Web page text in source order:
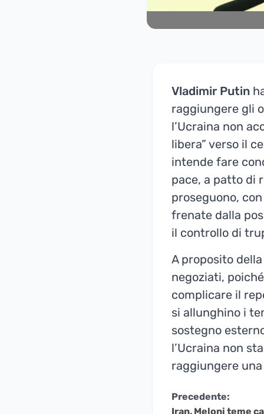
Vladimir Putin
raggiungere gli
l’Ucraina non
libera” verso il
intende fare
pace, a patto di
proseguono,
frenate dalla
il controllo di
A proposito
negoziati,
complicare il
si allunghino i
sostegno
l’Ucraina non
raggiungere
Continua
Precedente:
Iran, Meloni teme